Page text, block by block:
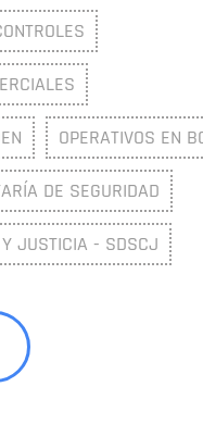
OPERATIVOS EN
DE SEGURIDAD
Y JUSTICIA - SDSCJ